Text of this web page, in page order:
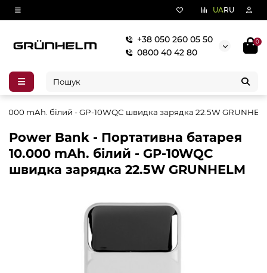
UARU
+38 050 260 05 50
0800 40 42 80
0
mAh. білий - GP-10WQC швидка зарядка 22.5W
Power Bank - Портативна батарея
10.000 mAh. білий - GP-10WQC
швидка зарядка 22.5W GRUNHELM